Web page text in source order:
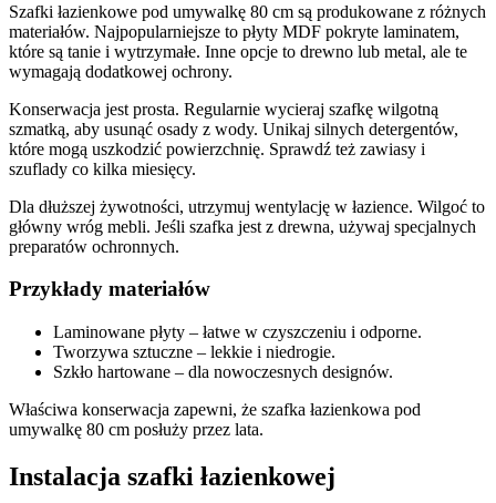
Szafki łazienkowe pod umywalkę 80 cm są produkowane z różnych
materiałów. Najpopularniejsze to płyty MDF pokryte laminatem,
które są tanie i wytrzymałe. Inne opcje to drewno lub metal, ale te
wymagają dodatkowej ochrony.
Konserwacja jest prosta. Regularnie wycieraj szafkę wilgotną
szmatką, aby usunąć osady z wody. Unikaj silnych detergentów,
które mogą uszkodzić powierzchnię. Sprawdź też zawiasy i
szuflady co kilka miesięcy.
Dla dłuższej żywotności, utrzymuj wentylację w łazience. Wilgoć to
główny wróg mebli. Jeśli szafka jest z drewna, używaj specjalnych
preparatów ochronnych.
Przykłady materiałów
Laminowane płyty – łatwe w czyszczeniu i odporne.
Tworzywa sztuczne – lekkie i niedrogie.
Szkło hartowane – dla nowoczesnych designów.
Właściwa konserwacja zapewni, że szafka łazienkowa pod
umywalkę 80 cm posłuży przez lata.
Instalacja szafki łazienkowej